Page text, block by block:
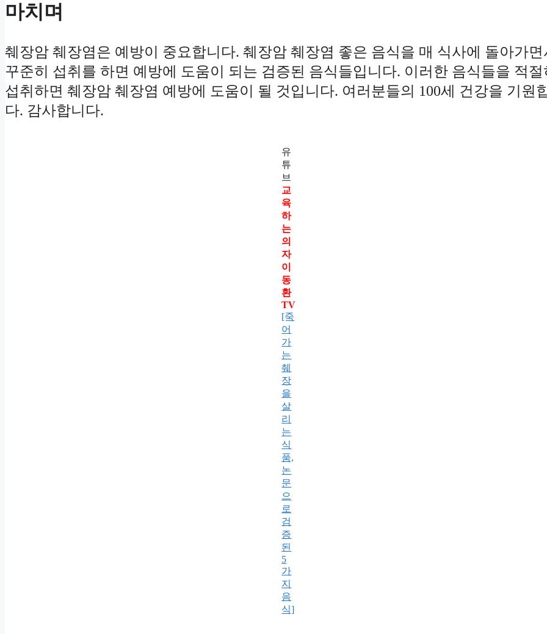
마치며
췌장암 췌장염은 예방이 중요합니다. 췌장암 췌장염 좋은 음식을 매 식사에 돌아가면
꾸준히 섭취를 하면 예방에 도움이 되는 검증된 음식들입니다. 이러한 음식들을 적절
섭취하면 췌장암 췌장염 예방에 도움이 될 것입니다. 여러분들의 100세 건강을 기원
다. 감사합니다.
유
튜
브
교
육
하
는
의
자
이
동
환
TV
[죽
어
가
는
췌
장
을
살
리
는
식
품,
논
문
으
로
검
증
된
5
가
지
음
식]